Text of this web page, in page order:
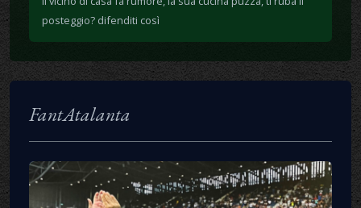
posteggio? difenditi così
FantAtalanta